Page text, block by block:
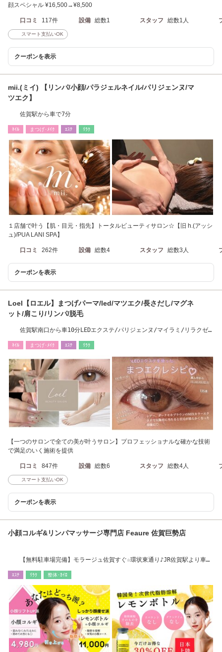
顔スペシャル ¥16,500→¥8,500
口コミ 117件 設備 総数1 スタッフ 総数1人
スマート支払いOK
クーポンを表示
mii.(ミイ) 【リンパ/小顔/パラジェルネイル/パリジェンヌ/マ
ツエク】
佐賀駅から車で7分
ﾈｲﾙ まつげ･ﾒｲｸ ｴｽﾃ ﾘﾗｸ
１店舗で叶う【肌・目元・指先】トータルビューティサロン☆【旧 h.(アッシ
ュ)/PUA LANI SPA】
口コミ 262件 設備 総数4 スタッフ 総数3人
クーポンを表示
Loel【ロエル】まつげパーマ/led/マツエク/長さだし/マグネ
ット/肩こり/リンパ/脱毛
佐賀駅南口から車10分LEDエクステ/パリジェンヌ/マイラミ/リラクゼー
ﾈｲﾙ まつげ･ﾒｲｸ ｴｽﾃ ﾘﾗｸ
【一つのサロンで全ての美が叶うサロン】プロフェッショナルな確かな技術
で満足のいく施術を提供
口コミ 847件 設備 総数6 スタッフ 総数4人
スマート支払いOK
クーポンを表示
小顔コルギ&リンパマッサージ専門店 Feaure 佐賀巨勢店
【無料駐車場完備】モラージュ佐賀すぐ☆環状東通り♪JR佐賀駅より車で
ｴｽﾃ ﾘﾗｸ 整体･ｶｲﾛ